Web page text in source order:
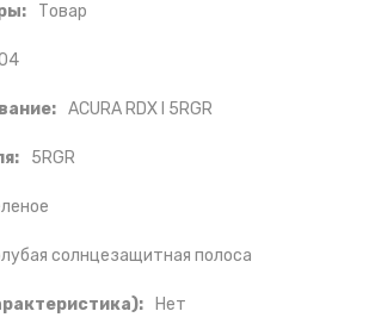
Товар
ACURA RDX I 5RGR
5RGR
солнцезащитная полоса
Нет